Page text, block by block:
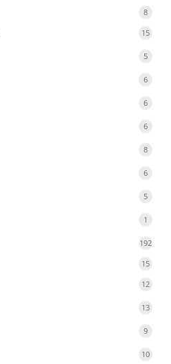
88
1515
55
66
66
66
88
66
55
1
192192
1515
1212
1313
99
1010